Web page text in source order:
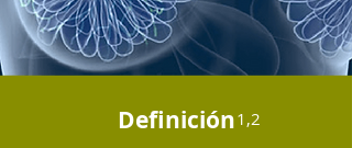
Definición1,2